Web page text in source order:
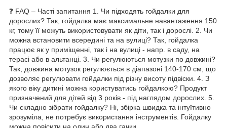
❓ FAQ – Часті запитання 1. Чи підходять гойдалки для
дорослих? Так, гойдалка має максимальне навантаження 150
кг, тому її можуть використовувати як діти, так і дорослі. 2. Чи
можна встановити всередині та на вулиці? Так, гойдалка
працює як у приміщенні, так і на вулиці - напр. в саду, на
терасі або в альтанці. 3. Чи регулюються мотузки по довжині?
Так, довжина мотузок регулюється в діапазоні 140-170 см, що
дозволяє регулювати гойдалки під різну висоту підвіски. 4. З
якого віку дитині можна користуватись гойдалкою? Продукт
призначений для дітей від 3 років - під наглядом дорослих. 5.
Чи складно зібрати гойдалку? Ні, збірка швидка та інтуїтивно
зрозуміла, не потребує використання інструментів. Гойдалку
можна повісити на один або два гачки.